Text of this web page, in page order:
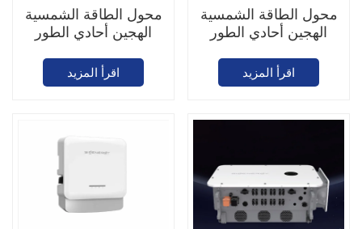
محول الطاقة الشمسية
الهجين أحادي الطور
6K
اقرأ المزيد
محول الطاقة الشمسية
الهجين أحادي الطور
12K
اقرأ المزيد